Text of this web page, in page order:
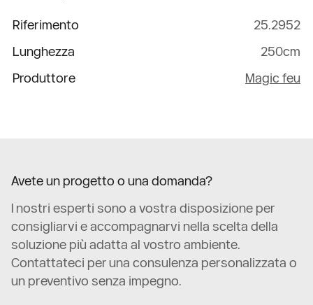
Riferimento
25.2952
Lunghezza
250cm
Produttore
Magic feu
Avete un progetto o una domanda?
I nostri esperti sono a vostra disposizione per
consigliarvi e accompagnarvi nella scelta della
soluzione più adatta al vostro ambiente.
Contattateci per una consulenza personalizzata o
un preventivo senza impegno.